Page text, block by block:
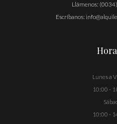
Llámenos:
Escríbanos:
Lunes a
10:00 -
10:00 -